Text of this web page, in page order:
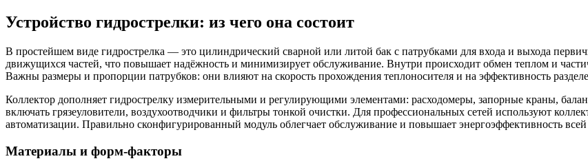
Устройство гидрострелки: из чего она состоит
В простейшем виде гидрострелка — это цилиндрический сварной или литой бак с патрубками для входа и выхода
движущихся частей, что повышает надёжность и минимизирует обслуживание. Внутри происходит обмен теплом и
Важны размеры и пропорции патрубков: они влияют на скорость прохождения теплоносителя и на эффективность
Коллектор дополняет гидрострелку измерительными и регулирующими элементами: расходомеры, запорные краны,
включать грязеуловители, воздухоотводчики и фильтры тонкой очистки. Для профессиональных сетей используют
автоматизации. Правильно сконфигурированный модуль облегчает обслуживание и повышает энергоэффективность
Материалы и форм-факторы